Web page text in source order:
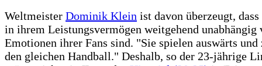
Weltmeister Dominik Klein ist davon überzeugt, dass
in ihrem Leistungsvermögen weitgehend unabhängig
Emotionen ihrer Fans sind. "Sie spielen auswärts und
den gleichen Handball." Deshalb, so der 23-jährige